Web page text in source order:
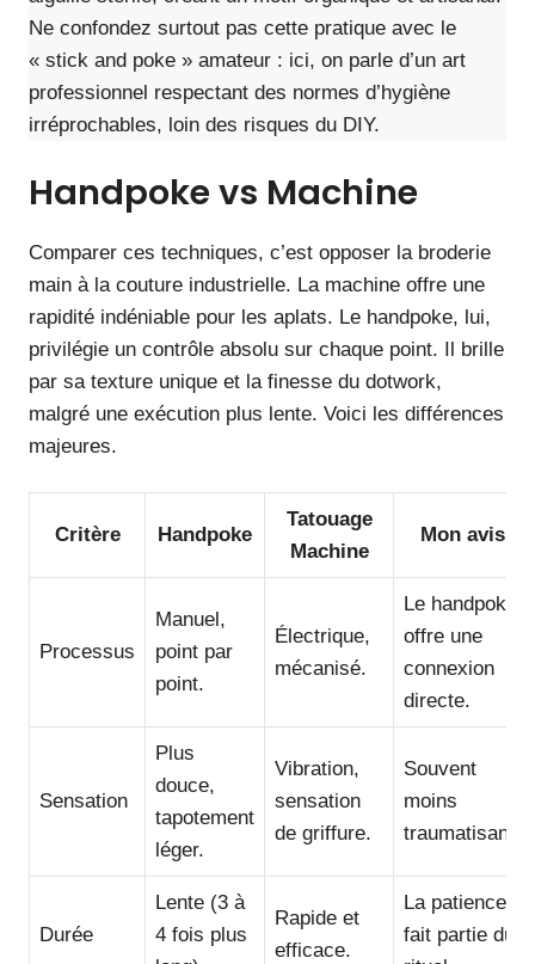
Ne confondez surtout pas cette pratique avec le
« stick and poke » amateur : ici, on parle d’un art
professionnel respectant des normes d’hygiène
irréprochables, loin des risques du DIY.
Handpoke vs Machine
Comparer ces techniques, c’est opposer la broderie
main à la couture industrielle. La machine offre une
rapidité indéniable pour les aplats. Le handpoke, lui,
privilégie un contrôle absolu sur chaque point. Il brille
par sa texture unique et la finesse du dotwork,
malgré une exécution plus lente. Voici les différences
majeures.
Critère Handpoke
Tatouage
Machine
Mon avis
Processus
Manuel,
point par
point.
Électrique,
mécanisé.
Le handpoke
offre une
connexion
directe.
Sensation
Plus
douce,
tapotement
léger.
Vibration,
sensation
de griffure.
Souvent
moins
traumatisant.
Durée
Lente (3 à
4 fois plus
Rapide et
efficace.
La patience
fait partie du